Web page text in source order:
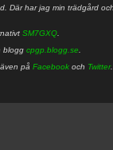
Där har jag min trädgård
SM7GXQ
blogg cpgp.blogg.se
på Facebook och Twitter.